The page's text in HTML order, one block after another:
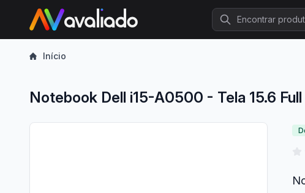
Procurar
Início
Notebook Dell i15-A0500 - Tela 15.6